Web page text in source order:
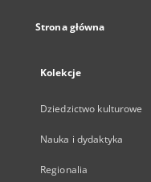
Strona główna
Kolekcje
Dziedzictwo kulturowe
Nauka i dydaktyka
Regionalia